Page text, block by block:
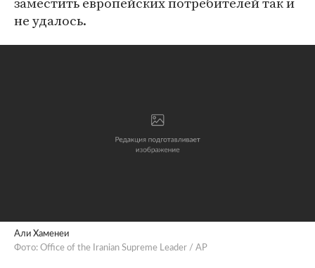
не удалось.
Али Хаменеи
Фото: Office of the Iranian Supreme Leader / AP